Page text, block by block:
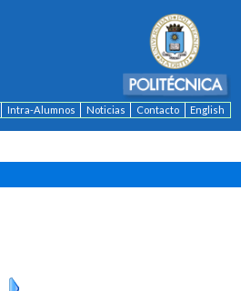
Intra-Alumnos Noticias Contacto English